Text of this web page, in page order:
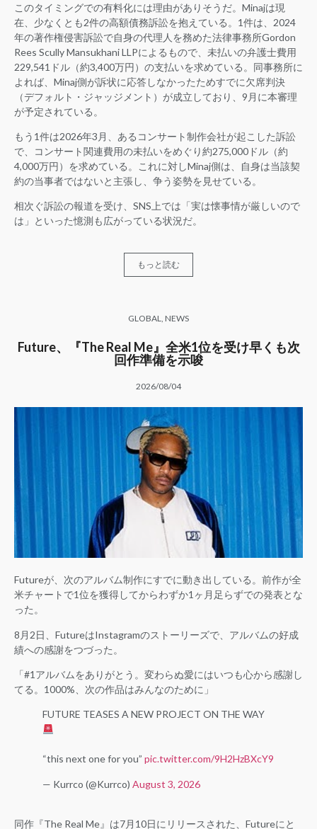
このタイミングでの有料化には理由がありそうだ。Minajは現
在、少なくとも2件の高額債務訴訟を抱えている。1件は、2024
年の著作権侵害訴訟で自身の代理人を務めた法律事務所Gordon
Rees Scully Mansukhani LLPによるもので、未払いの弁護士費用
229,541ドル（約3,400万円）の支払いを求めている。同事務所に
よれば、Minaj側が訴状に応答しなかったためすでに欠席判決
（デフォルト・ジャッジメント）が成立しており、9月に本審理
が予定されている。
もう1件は2026年3月、あるコンサート制作会社が起こした訴訟
で、コンサート関連費用の未払いをめぐり約275,000ドル（約
4,000万円）を求めている。これに対しMinaj側は、自身は当該契
約の当事者ではないと主張し、争う姿勢を見せている。
相次ぐ訴訟の報道を受け、SNS上では「実は懐事情が厳しいので
は」といった憶測も広がっている状況だ。
もっと読む
GLOBAL NEWS
Future、『The Real Me』全米1位を受け早くも次
回作準備を示唆
2026/08/04
Futureが、次のアルバム制作にすでに動き出している。前作が全
米チャートで1位を獲得してからわずか1ヶ月足らずでの発表とな
った。
8月2日、FutureはInstagramのストーリーズで、アルバムの好成
績への感謝をつづった。
「#1アルバムをありがとう。変わらぬ愛にはいつも心から感謝し
てる。1000%、次の作品はみんなのために」
FUTURE TEASES A NEW PROJECT ON THE WAY
“this next one for you” pic.twitter.com/9H2HzBXcY9
— Kurrco (@Kurrco) August 3, 2026
同作『The Real Me』は7月10日にリリースされた、Futureにと